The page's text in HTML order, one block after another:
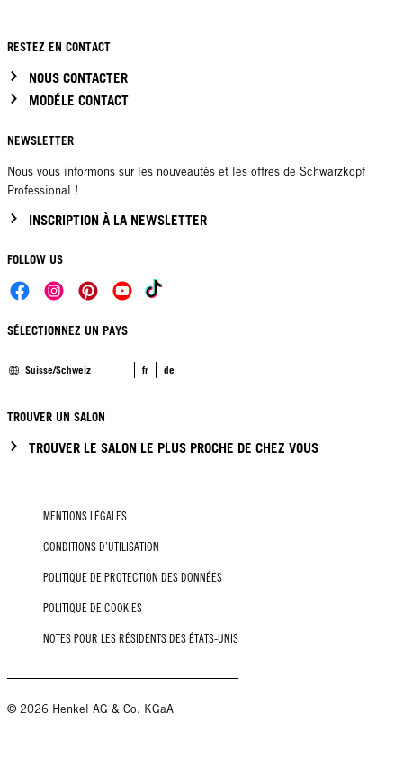
RESTEZ EN CONTACT
NOUS CONTACTER
MODÉLE CONTACT
NEWSLETTER
Nous vous informons sur les nouveautés et les offres de Schwarzkopf
Professional !
INSCRIPTION À LA NEWSLETTER
FOLLOW US
SÉLECTIONNEZ UN PAYS
Suisse/Schweiz fr de
TROUVER UN SALON
TROUVER LE SALON LE PLUS PROCHE DE CHEZ VOUS
MENTIONS LÉGALES
CONDITIONS D’UTILISATION
POLITIQUE DE PROTECTION DES DONNÉES
POLITIQUE DE COOKIES
NOTES POUR LES RÉSIDENTS DES ÉTATS-UNIS
© 2026 Henkel AG & Co. KGaA